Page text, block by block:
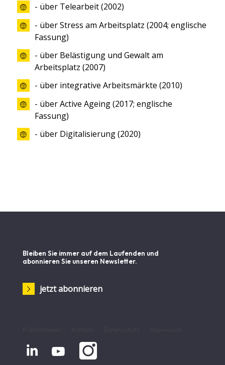
- über Telearbeit (2002)
- über Stress am Arbeitsplatz (2004; englische
Fassung)
- über Belästigung und Gewalt am
Arbeitsplatz (2007)
- über integrative Arbeitsmärkte (2010)
- über Active Ageing (2017; englische
Fassung)
- über Digitalisierung (2020)
Bleiben Sie immer auf dem Laufenden und
abonnieren Sie unseren Newsletter.
jetzt abonnieren
 